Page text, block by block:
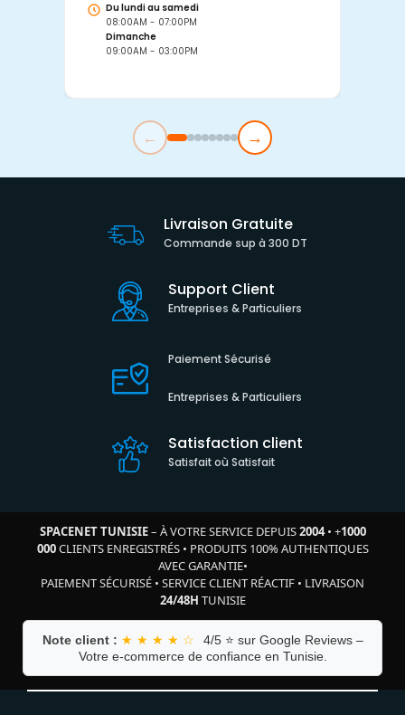
Du lundi au samedi
08:00AM - 07:00PM
Dimanche
09:00AM - 03:00PM
← →
Livraison Gratuite
Commande sup à 300 DT
Support Client
Entreprises & Particuliers
Paiement Sécurisé
Entreprises & Particuliers
Satisfaction client
Satisfait où Satisfait
SPACENET TUNISIE– À VOTRE SERVICE DEPUIS2004• +1000
000CLIENTS ENREGISTRÉS• PRODUITS 100% AUTHENTIQUES
AVEC GARANTIE•
PAIEMENT SÉCURISÉ • SERVICE CLIENT RÉACTIF • LIVRAISON
24/48H TUNISIE
Note client : ★ ★ ★ ★ ☆
4/5 ⭐ sur Google Reviews –
Votre e-commerce de confiance en Tunisie.